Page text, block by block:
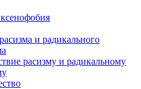
и радикального
расизму и радикальному